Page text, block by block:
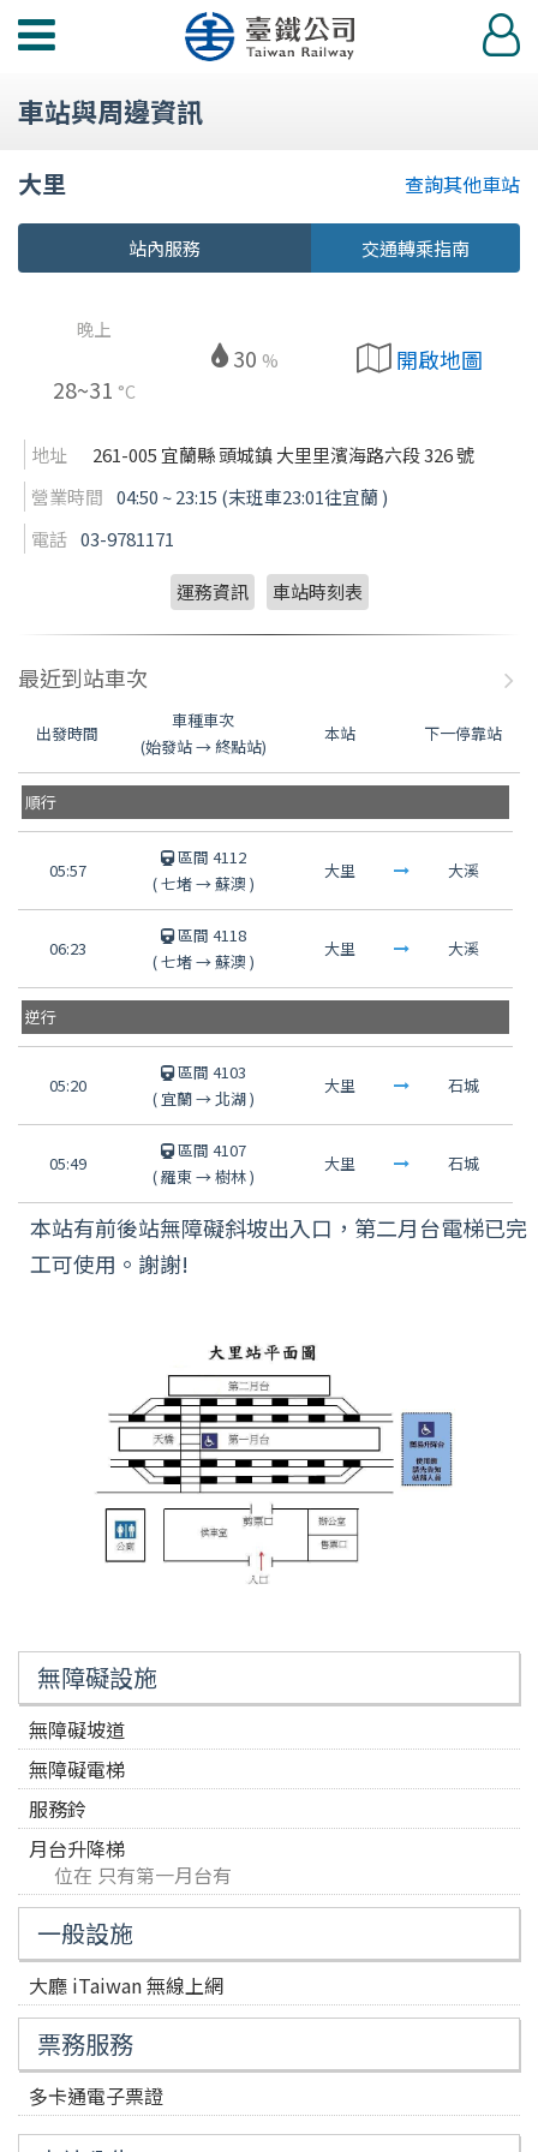
功
選
登
入
車站與周邊資訊
大里 查詢其他車站
站內服務 交通轉乘指南
晚上
28~31 °C
30 % 開啟地圖
地址
261-005 宜蘭縣 頭城鎮 大里里濱海路六段 326 號
營業時間 04:50 ~ 23:15 (末班車23:01往宜蘭 )
電話 03-9781171
運務資訊 車站時刻表
最近到站車次
出發時間
車種車次
(始發站 → 終點站)
本站 下一停靠站
順行
05:57
區間 4112
(七堵→蘇澳 )
大里 大溪
06:23
區間 4118
(七堵→蘇澳 )
大里 大溪
逆行
05:20
區間 4103
( 宜蘭→北湖)
大里 石城
05:49
區間 4107
(羅東→樹林)
大里 石城
本站有前後站無障礙斜坡出入口，第二月台電梯已完
工可使用。謝謝!
無障礙設施
無障礙坡道
無障礙電梯
服務鈴
月台升降梯
位在 只有第一月台有
一般設施
大廳 iTaiwan 無線上網
票務服務
多卡通電子票證